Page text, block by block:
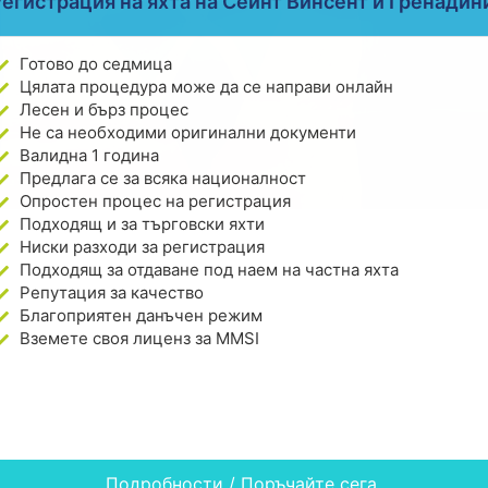
Готово до седмица
Цялата процедура може да се направи онлайн
Лесен и бърз процес
Не са необходими оригинални документи
Валидна 1 година
Предлага се за всяка националност
Опростен процес на регистрация
Подходящ и за търговски яхти
Ниски разходи за регистрация
Подходящ за отдаване под наем на частна яхта
Репутация за качество
Благоприятен данъчен режим
Вземете своя лиценз за MMSI
Подробности / Поръчайте сега